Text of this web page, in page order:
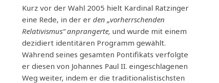
Kurz vor der Wahl 2005 hielt Kardinal Ratzinger
eine Rede, in der er den „vorherrschenden
Relativismus“ anprangerte, und wurde mit einem
dezidiert identitären Programm gewählt.
Während seines gesamten Pontifikats verfolgte
er diesen von Johannes Paul II. eingeschlagenen
Weg weiter, indem er die traditionalistischsten